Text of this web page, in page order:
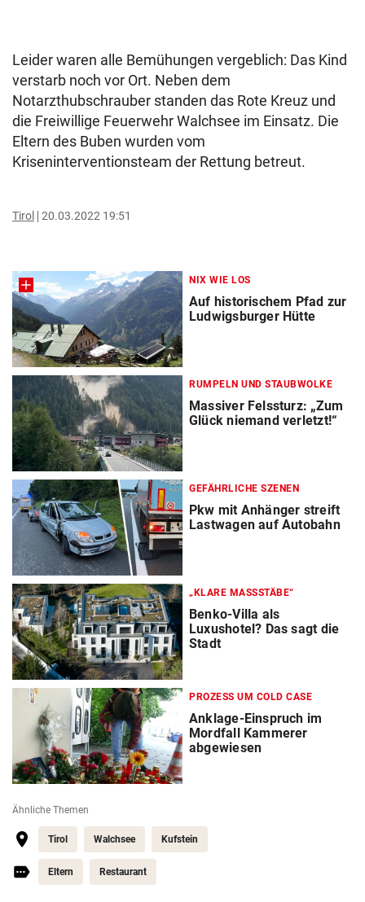
Leider waren alle Bemühungen vergeblich: Das Kind
verstarb noch vor Ort. Neben dem
Notarzthubschrauber standen das Rote Kreuz und
die Freiwillige Feuerwehr Walchsee im Einsatz. Die
Eltern des Buben wurden vom
Kriseninterventionsteam der Rettung betreut.
Tirol 20.03.2022 19:51
NIX WIE LOS
Auf historischem Pfad zur
Ludwigsburger Hütte
RUMPELN UND STAUBWOLKE
Massiver Felssturz: „Zum
Glück niemand verletzt!“
GEFÄHRLICHE SZENEN
Pkw mit Anhänger streift
Lastwagen auf Autobahn
„KLARE MASSSTÄBE“
Benko-Villa als
Luxushotel? Das sagt die
Stadt
PROZESS UM COLD CASE
Anklage-Einspruch im
Mordfall Kammerer
abgewiesen
Ähnliche Themen
Tirol Walchsee Kufstein
Eltern Restaurant